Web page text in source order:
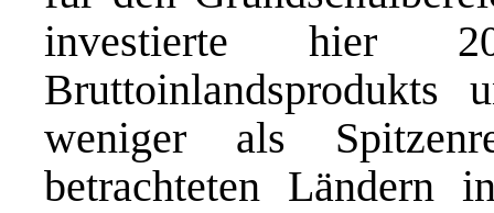
investierte hier
Bruttoinlandsprodukts
weniger als
betrachteten Ländern